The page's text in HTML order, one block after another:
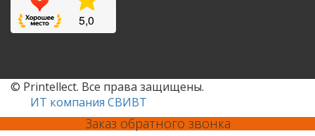
© Printellect. Все права защищены.
ИТ компания СВИВТ
Заказ обратного звонка